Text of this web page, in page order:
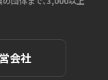
会社